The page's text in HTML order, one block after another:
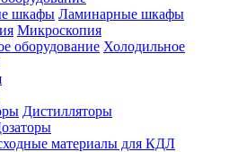
Ламинарные шкафы
Микроскопия
Холодильное
Дистилляторы
материалы для КДЛ